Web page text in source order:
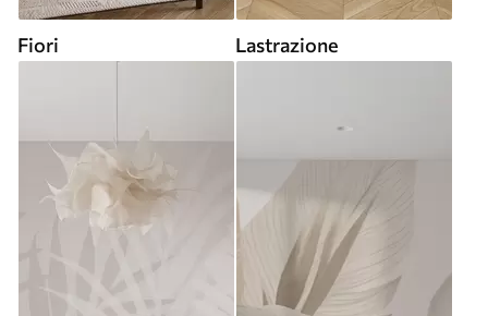
Fiori Lastrazione